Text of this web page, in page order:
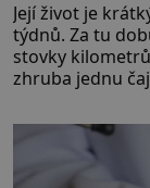
Její život je
týdnů. Za tu
stovky
zhruba jednu
tisíc příslušnic